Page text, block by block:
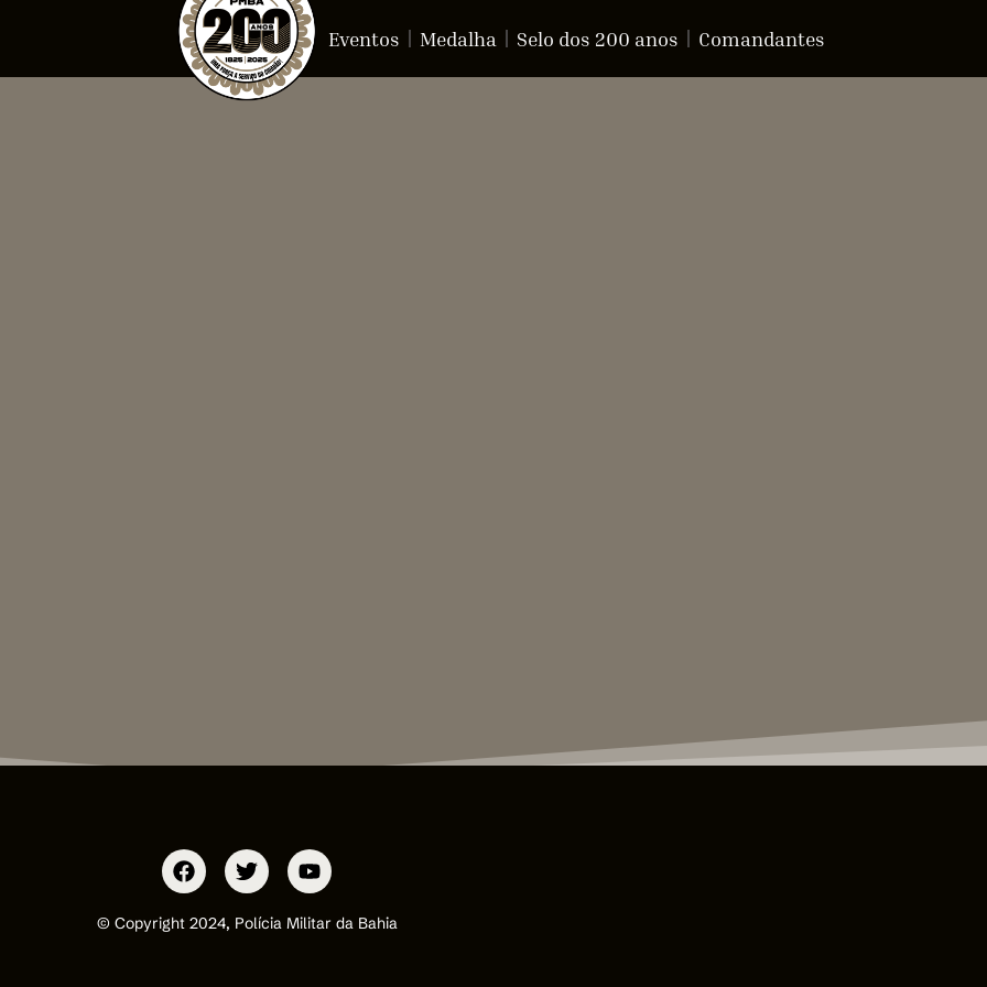
Eventos Medalha Selo dos 200 anos Comandantes
© Copyright 2024, Polícia Militar da Bahia